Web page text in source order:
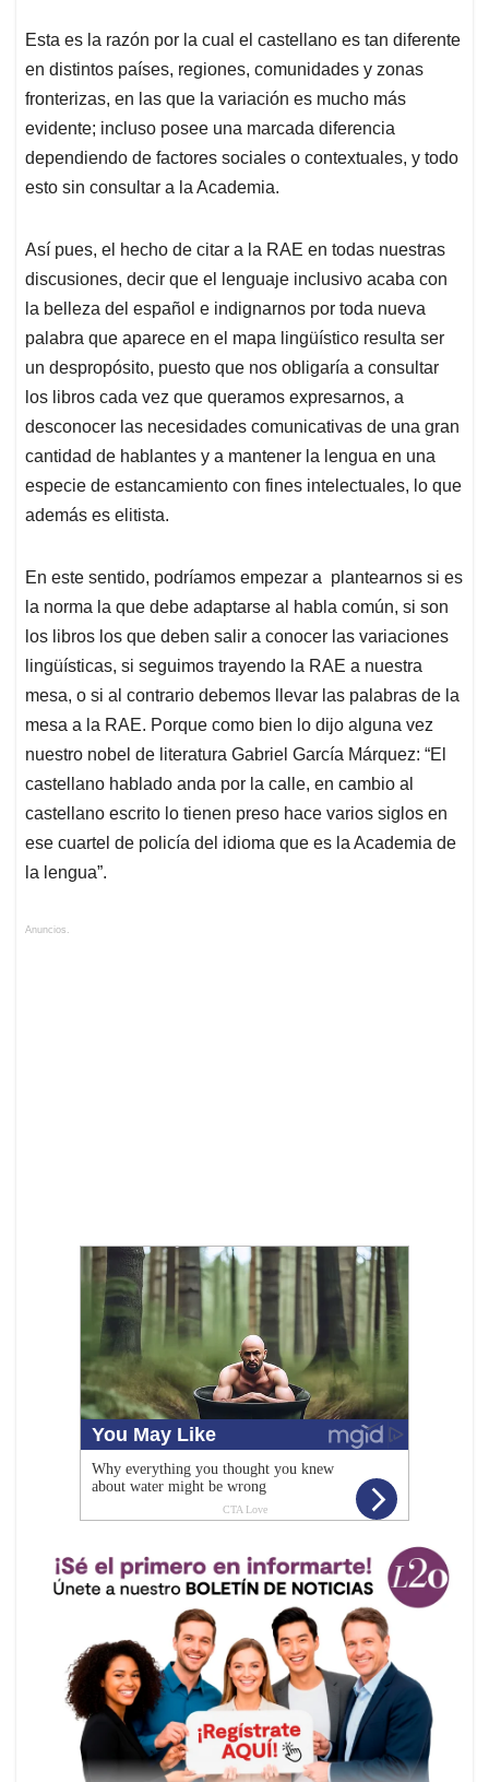
Esta es la razón por la cual el castellano es tan diferente
en distintos países, regiones, comunidades y zonas
fronterizas, en las que la variación es mucho más
evidente; incluso posee una marcada diferencia
dependiendo de factores sociales o contextuales, y todo
esto sin consultar a la Academia.
Así pues, el hecho de citar a la RAE en todas nuestras
discusiones, decir que el lenguaje inclusivo acaba con
la belleza del español e indignarnos por toda nueva
palabra que aparece en el mapa lingüístico resulta ser
un despropósito, puesto que nos obligaría a consultar
los libros cada vez que queramos expresarnos, a
desconocer las necesidades comunicativas de una gran
cantidad de hablantes y a mantener la lengua en una
especie de estancamiento con fines intelectuales, lo que
además es elitista.
En este sentido, podríamos empezar a plantearnos si es
la norma la que debe adaptarse al habla común, si son
los libros los que deben salir a conocer las variaciones
lingüísticas, si seguimos trayendo la RAE a nuestra
mesa, o si al contrario debemos llevar las palabras de la
mesa a la RAE. Porque como bien lo dijo alguna vez
nuestro nobel de literatura Gabriel García Márquez: “El
castellano hablado anda por la calle, en cambio al
castellano escrito lo tienen preso hace varios siglos en
ese cuartel de policía del idioma que es la Academia de
la lengua”.
Anuncios.